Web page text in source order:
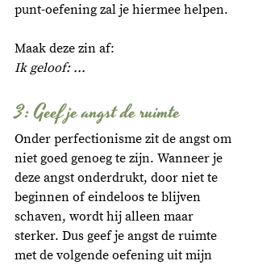
punt-oefening zal je hiermee helpen.
Maak deze zin af:
Ik geloof: ...
3: Geef je angst de ruimte
Onder perfectionisme zit de angst om
niet goed genoeg te zijn. Wanneer je
deze angst onderdrukt, door niet te
beginnen of eindeloos te blijven
schaven, wordt hij alleen maar
sterker. Dus geef je angst de ruimte
met de volgende oefening uit mijn